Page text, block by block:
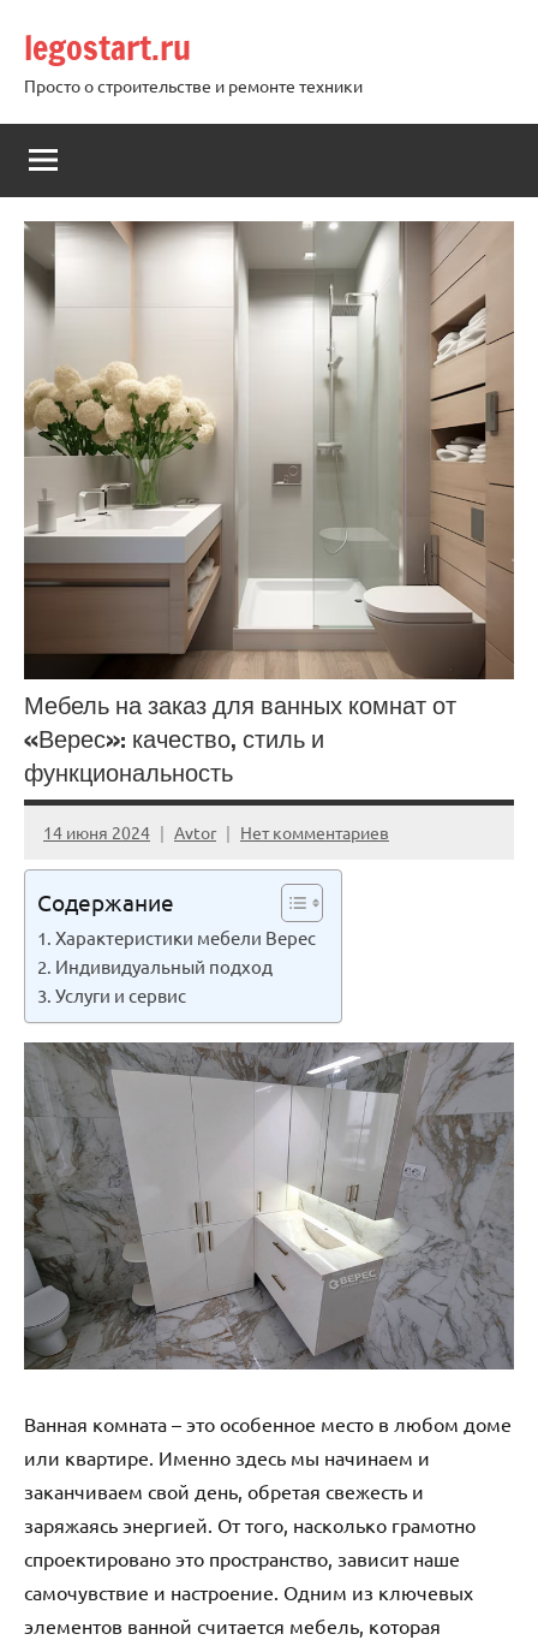
содержимому
legostart.ru
Просто о строительстве и ремонте техники
Мебель на заказ для ванных комнат от
«Верес»: качество, стиль и
функциональность
14 июня 2024 Avtor Нет комментариев
Содержание
Характеристики мебели Верес
Индивидуальный подход
Услуги и сервис
Ванная комната – это особенное место в любом доме
или квартире. Именно здесь мы начинаем и
заканчиваем свой день, обретая свежесть и
заряжаясь энергией. От того, насколько грамотно
спроектировано это пространство, зависит наше
самочувствие и настроение. Одним из ключевых
элементов ванной считается мебель, которая